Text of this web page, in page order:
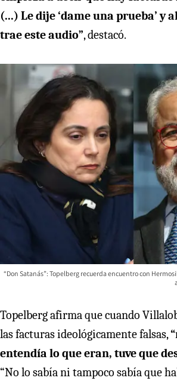
(...) Le dije ‘dame una prueba’ y
trae este audio”, destacó.
“Don Satanás”: Topelberg recuerda encuentro con
Topelberg afirma que cuando
las facturas ideológicamente falsas,
entendía lo que eran, tuve que
“No lo sabía ni tampoco sabía que